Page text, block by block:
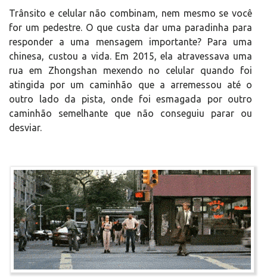
Trânsito e celular não combinam, nem mesmo se você
for um pedestre. O que custa dar uma paradinha para
responder a uma mensagem importante? Para uma
chinesa, custou a vida. Em 2015, ela atravessava uma
rua em Zhongshan mexendo no celular quando foi
atingida por um caminhão que a arremessou até o
outro lado da pista, onde foi esmagada por outro
caminhão semelhante que não conseguiu parar ou
desviar.